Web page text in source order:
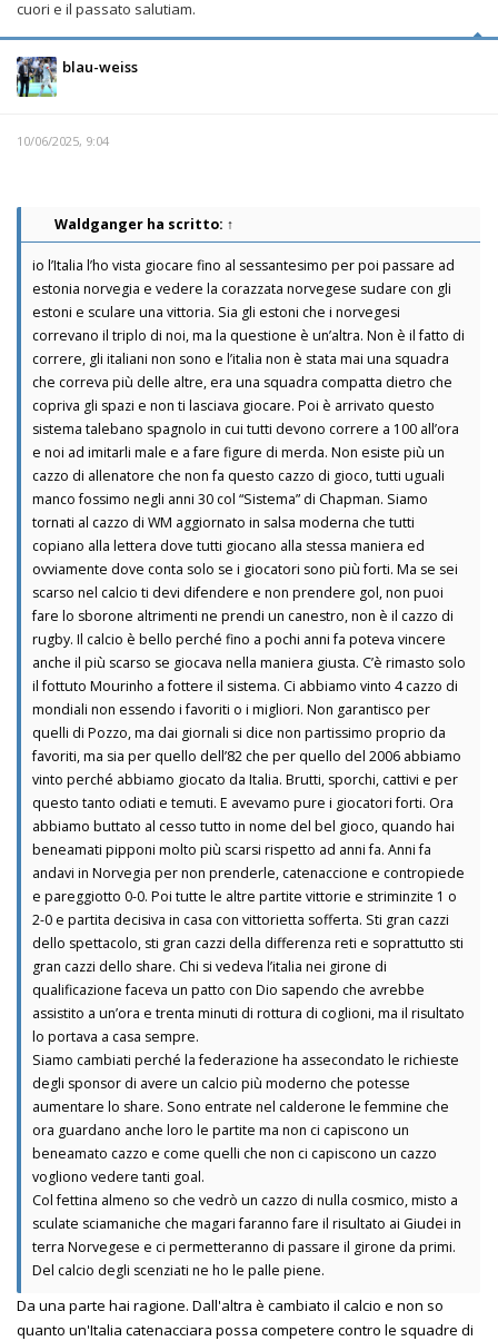
cuori e il passato salutiam.
blau-weiss
10/06/2025, 9:04
Waldganger ha scritto: ↑
io l’Italia l’ho vista giocare fino al sessantesimo per poi passare ad
estonia norvegia e vedere la corazzata norvegese sudare con gli
estoni e sculare una vittoria. Sia gli estoni che i norvegesi
correvano il triplo di noi, ma la questione è un’altra. Non è il fatto di
correre, gli italiani non sono e l’italia non è stata mai una squadra
che correva più delle altre, era una squadra compatta dietro che
copriva gli spazi e non ti lasciava giocare. Poi è arrivato questo
sistema talebano spagnolo in cui tutti devono correre a 100 all’ora
e noi ad imitarli male e a fare figure di merda. Non esiste più un
cazzo di allenatore che non fa questo cazzo di gioco, tutti uguali
manco fossimo negli anni 30 col “Sistema” di Chapman. Siamo
tornati al cazzo di WM aggiornato in salsa moderna che tutti
copiano alla lettera dove tutti giocano alla stessa maniera ed
ovviamente dove conta solo se i giocatori sono più forti. Ma se sei
scarso nel calcio ti devi difendere e non prendere gol, non puoi
fare lo sborone altrimenti ne prendi un canestro, non è il cazzo di
rugby. Il calcio è bello perché fino a pochi anni fa poteva vincere
anche il più scarso se giocava nella maniera giusta. C’è rimasto solo
il fottuto Mourinho a fottere il sistema. Ci abbiamo vinto 4 cazzo di
mondiali non essendo i favoriti o i migliori. Non garantisco per
quelli di Pozzo, ma dai giornali si dice non partissimo proprio da
favoriti, ma sia per quello dell’82 che per quello del 2006 abbiamo
vinto perché abbiamo giocato da Italia. Brutti, sporchi, cattivi e per
questo tanto odiati e temuti. E avevamo pure i giocatori forti. Ora
abbiamo buttato al cesso tutto in nome del bel gioco, quando hai
beneamati pipponi molto più scarsi rispetto ad anni fa. Anni fa
andavi in Norvegia per non prenderle, catenaccione e contropiede
e pareggiotto 0-0. Poi tutte le altre partite vittorie e striminzite 1 o
2-0 e partita decisiva in casa con vittorietta sofferta. Sti gran cazzi
dello spettacolo, sti gran cazzi della differenza reti e soprattutto sti
gran cazzi dello share. Chi si vedeva l’italia nei girone di
qualificazione faceva un patto con Dio sapendo che avrebbe
assistito a un’ora e trenta minuti di rottura di coglioni, ma il risultato
lo portava a casa sempre.
Siamo cambiati perché la federazione ha assecondato le richieste
degli sponsor di avere un calcio più moderno che potesse
aumentare lo share. Sono entrate nel calderone le femmine che
ora guardano anche loro le partite ma non ci capiscono un
beneamato cazzo e come quelli che non ci capiscono un cazzo
vogliono vedere tanti goal.
Col fettina almeno so che vedrò un cazzo di nulla cosmico, misto a
sculate sciamaniche che magari faranno fare il risultato ai Giudei in
terra Norvegese e ci permetteranno di passare il girone da primi.
Del calcio degli scenziati ne ho le palle piene.
Da una parte hai ragione. Dall'altra è cambiato il calcio e non so
quanto un'Italia catenacciara possa competere contro le squadre di